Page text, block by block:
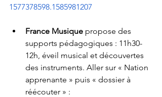
1577378598.1585981207
France Musique propose des
supports pédagogiques : 11h30-
12h, éveil musical et découvertes
des instruments. Aller sur « Nation
apprenante » puis « dossier à
réécouter » :